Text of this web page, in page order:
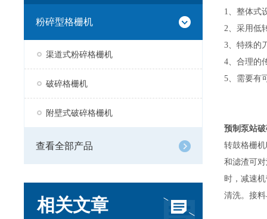
粉碎型格栅机
渠道式粉碎格栅机
破碎格栅机
附壁式破碎格栅机
查看全部产品
相关文章
1、整体式
2、采用低
3、特殊的
4、合理的
5、需要有
预制泵站
转鼓格栅
和滤渣可
时，减速
清洗。接